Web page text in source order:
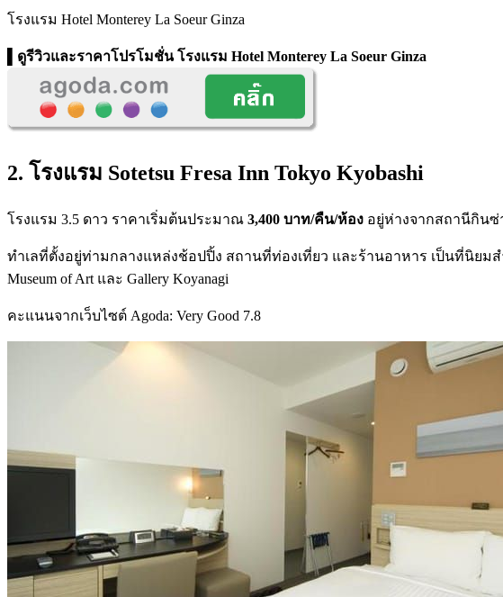
โรงแรม Hotel Monterey La Soeur Ginza
▌ดูรีวิวและราคาโปรโมชั่นโรงแรม Hotel Monterey La Soeur Ginza
2. โรงแรม Sotetsu Fresa Inn Tokyo Kyobashi
โรงแรม 3.5 ดาว ราคาเริ่มต้นประมาณ 3,400 บาท/คืน/ห้อง อยู่ห่างจากสถานีกินซ่
ทำเลที่ตั้งอยู่ท่ามกลางแหล่งช้อปปิ้ง สถานที่ท่องเที่ยว และร้านอาหาร เป็นที่นิยมสำ
Museum of Art และ Gallery Koyanagi
คะแนนจากเว็บไซต์ Agoda: Very Good 7.8